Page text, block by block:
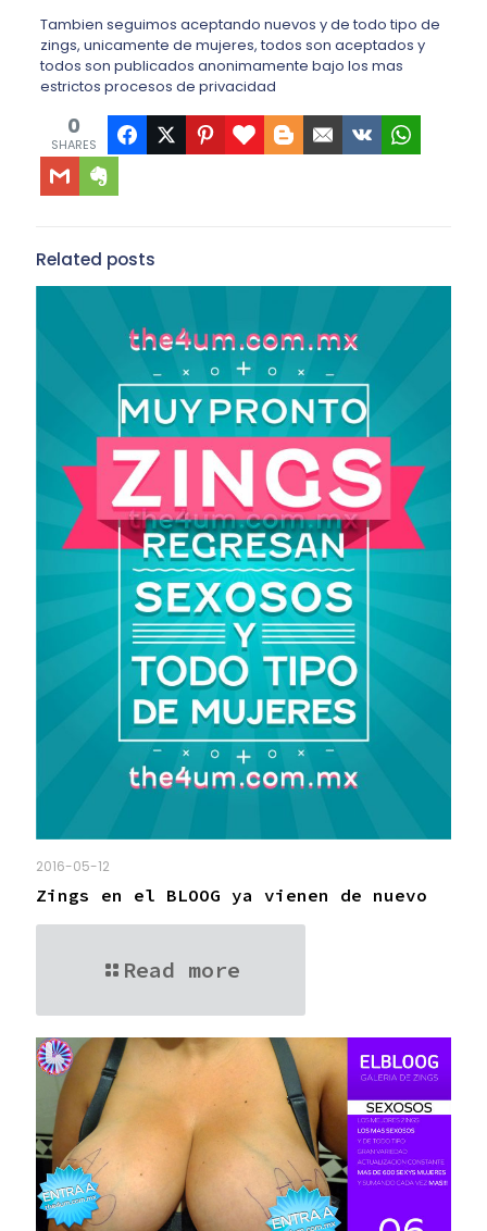
Tambien seguimos aceptando nuevos y de todo tipo de
zings, unicamente de mujeres, todos son aceptados y
todos son publicados anonimamente bajo los mas
estrictos procesos de privacidad
0
SHARES
Related posts
2016-05-12
Zings en el BLOOG ya vienen de nuevo
Read more